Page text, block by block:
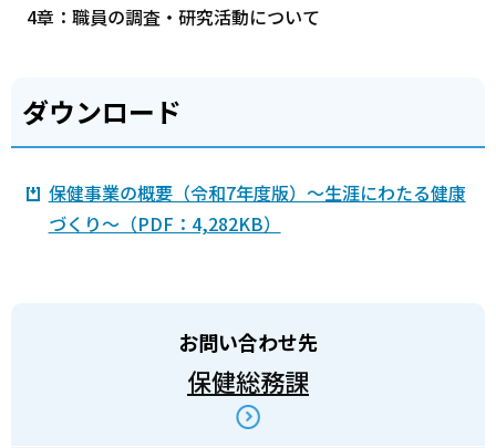
4章：職員の調査・研究活動について
ダウンロード
保健事業の概要（令和7年度版）～生涯にわたる健康
づくり～（PDF：4,282KB）
お問い合わせ先
保健総務課